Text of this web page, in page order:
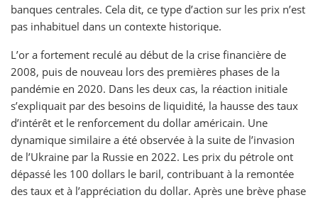
banques centrales. Cela dit, ce type d’action sur les prix n’est
pas inhabituel dans un contexte historique.
L’or a fortement reculé au début de la crise financière de
2008, puis de nouveau lors des premières phases de la
pandémie en 2020. Dans les deux cas, la réaction initiale
s’expliquait par des besoins de liquidité, la hausse des taux
d’intérêt et le renforcement du dollar américain. Une
dynamique similaire a été observée à la suite de l’invasion
de l’Ukraine par la Russie en 2022. Les prix du pétrole ont
dépassé les 100 dollars le baril, contribuant à la remontée
des taux et à l’appréciation du dollar. Après une brève phase